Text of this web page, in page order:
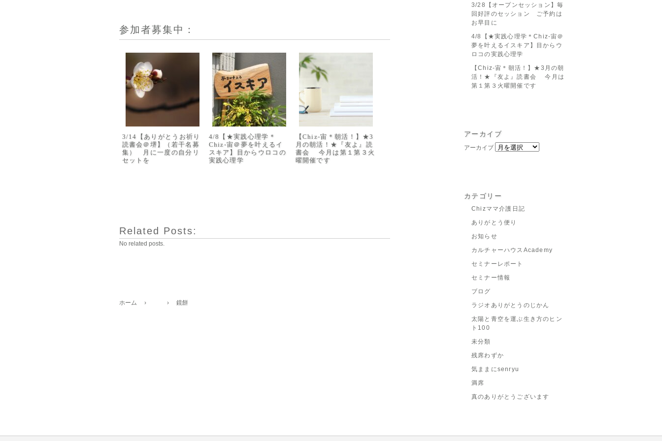
参加者募集中：
3/14【ありがとうお祈り
読書会＠堺】（若干名募
集） 月に一度の自分リ
セットを
4/8【★実践心理学＊
Chiz-宙＠夢を叶えるイ
スキア】目からウロコの
実践心理学
【Chiz-宙＊朝活！】★3
月の朝活！★『友よ』読
書会 今月は第１第３火
曜開催です
Related Posts:
No related posts.
ホーム › › 鏡餅
3/28【オープンセッション】毎
回好評のセッション ご予約は
お早目に
4/8【★実践心理学＊Chiz-宙＠
夢を叶えるイスキア】目からウ
ロコの実践心理学
【Chiz-宙＊朝活！】★3月の朝
活！★『友よ』読書会 今月は
第１第３火曜開催です
アーカイブ
アーカイブ
カテゴリー
Chizママ介護日記
ありがとう便り
お知らせ
カルチャーハウスAcademy
セミナーレポート
セミナー情報
ブログ
ラジオありがとうのじかん
太陽と青空を運ぶ生き方のヒン
ト100
未分類
残席わずか
気ままにsenryu
満席
真のありがとうございます